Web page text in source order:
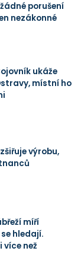
porušení
nezákonné
ukáže
místní ho
výrobu,
míří
hledají.
více než